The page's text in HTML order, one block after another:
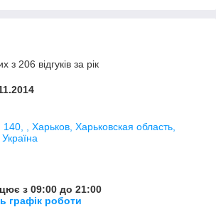
з 206 відгуків за рік
, Харьков, Харьковская область,
з 09:00 до 21:00
графік роботи